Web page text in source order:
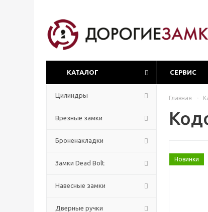
КАТАЛОГ СЕРВИС
Цилиндры
Врезные замки
Броненакладки
Замки Dead Bolt
Навесные замки
Дверные ручки
Главная -
Новинки